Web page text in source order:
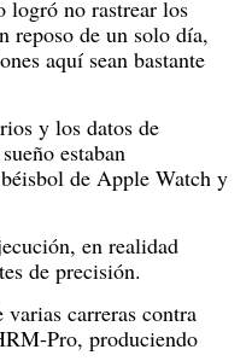
logró no rastrear los
reposo de un solo día,
aquí sean bastante
y los datos de
estaban
de Apple Watch y
en realidad
de precisión.
carreras contra
Pro, produciendo